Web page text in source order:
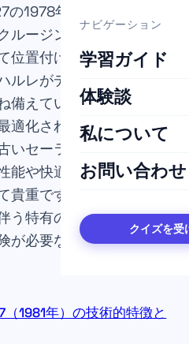
ナビゲーション
学習ガイド
体験談
私について
お問い合わせ
クイズを受
1978年に建造されたこ
ージングセーラーの中
位置付けられています。
ルレがデザインを担当
備えています。完璧にバ
適化された内装によって
いセーラーに乗る体験
能や快適性を評価できる
貴重です。しかしなが
う特有のリスクに対処す
が必要なのです。
1981年）の技術的特徴と